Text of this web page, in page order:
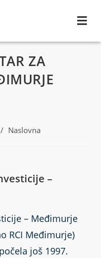
ZA
/ Naslovna
–
– Međimurje
RCI Međimurje)
još 1997.